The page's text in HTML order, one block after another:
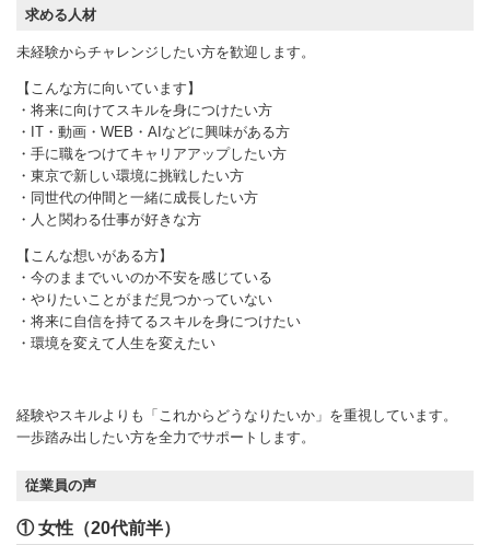
求める人材
未経験からチャレンジしたい方を歓迎します。
【こんな方に向いています】
・将来に向けてスキルを身につけたい方
・IT・動画・WEB・AIなどに興味がある方
・手に職をつけてキャリアアップしたい方
・東京で新しい環境に挑戦したい方
・同世代の仲間と一緒に成長したい方
・人と関わる仕事が好きな方
【こんな想いがある方】
・今のままでいいのか不安を感じている
・やりたいことがまだ見つかっていない
・将来に自信を持てるスキルを身につけたい
・環境を変えて人生を変えたい
経験やスキルよりも「これからどうなりたいか」を重視しています。
一歩踏み出したい方を全力でサポートします。
従業員の声
① 女性（20代前半）